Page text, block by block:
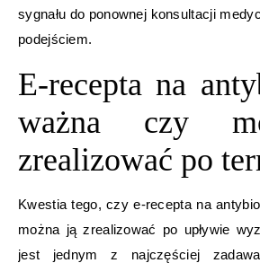
sygnału do ponownej konsultacji
podejściem.
E-recepta na
ważna czy
zrealizować po
Kwestia tego, czy e-recepta na
można ją zrealizować po upływie
jest jednym z najczęściej